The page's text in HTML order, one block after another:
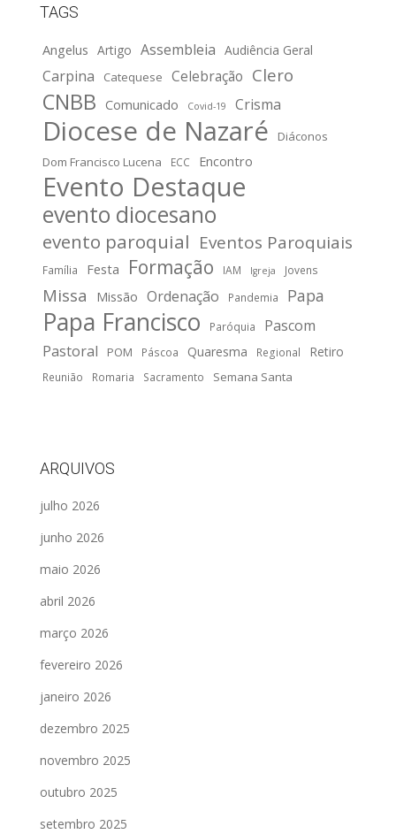
TAGS
Angelus Artigo Assembleia Audiência Geral
Carpina Catequese Celebração Clero
CNBB Comunicado Covid-19 Crisma
Diocese de Nazaré
Diáconos
Dom Francisco Lucena
ECC Encontro
Evento Destaque
evento diocesano
evento paroquial Eventos Paroquiais
Família Festa Formação IAM Igreja Jovens
Missa Missão Ordenação Pandemia Papa
Papa Francisco Paróquia
Pascom
Pastoral
POM Páscoa Quaresma Regional Retiro
Reunião Romaria Sacramento Semana Santa
ARQUIVOS
julho 2026
junho 2026
maio 2026
abril 2026
março 2026
fevereiro 2026
janeiro 2026
dezembro 2025
novembro 2025
outubro 2025
setembro 2025